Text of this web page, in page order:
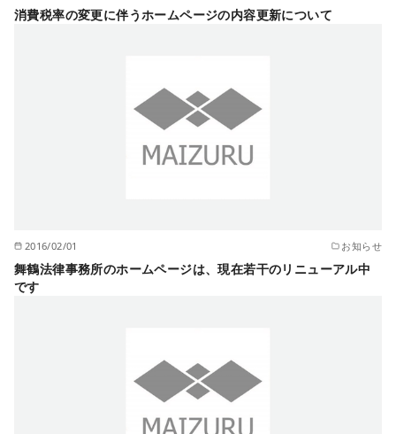
消費税率の変更に伴うホームページの内容更新について
2016/02/01 お知らせ
舞鶴法律事務所のホームページは、現在若干のリニューアル中
です